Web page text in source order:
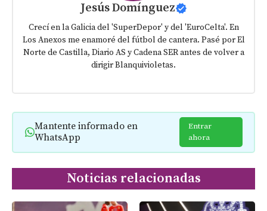
Jesús Domínguez
Crecí en la Galicia del 'SuperDepor' y del 'EuroCelta'. En
Los Anexos me enamoré del fútbol de cantera. Pasé por El
Norte de Castilla, Diario AS y Cadena SER antes de volver a
dirigir Blanquivioletas.
Mantente informado en
WhatsApp
Entrar
ahora
Noticias relacionadas